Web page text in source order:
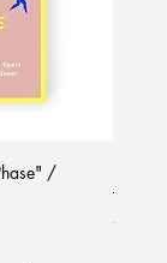
/